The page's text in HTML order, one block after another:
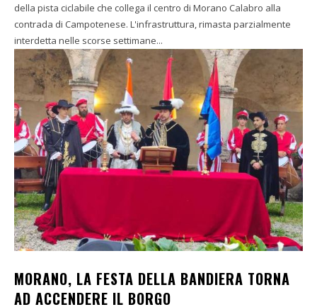
della pista ciclabile che collega il centro di Morano Calabro alla
contrada di Campotenese. L'infrastruttura, rimasta parzialmente
interdetta nelle scorse settimane...
MORANO, LA FESTA DELLA BANDIERA TORNA
AD ACCENDERE IL BORGO